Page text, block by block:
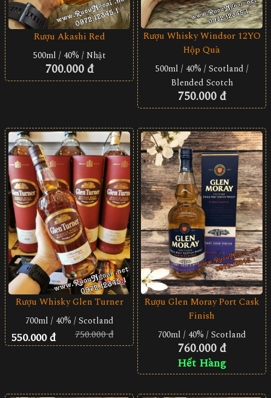
Rượu Akashi Red
500ml / 40% / Nhật
700.000 đ
Rượu Whisky Windsor 12YO
Hộp Quà
500ml / 40% / Scotland /
Blended Scotch
750.000 đ
Rượu Whisky Glen Turner
700ml / 40% / Scotland
550.000 đ 750.000 đ
Rượu Glen Moray Port Cask
Finish
700ml / 40% / Scotland
760.000 đ
Hết Hàng